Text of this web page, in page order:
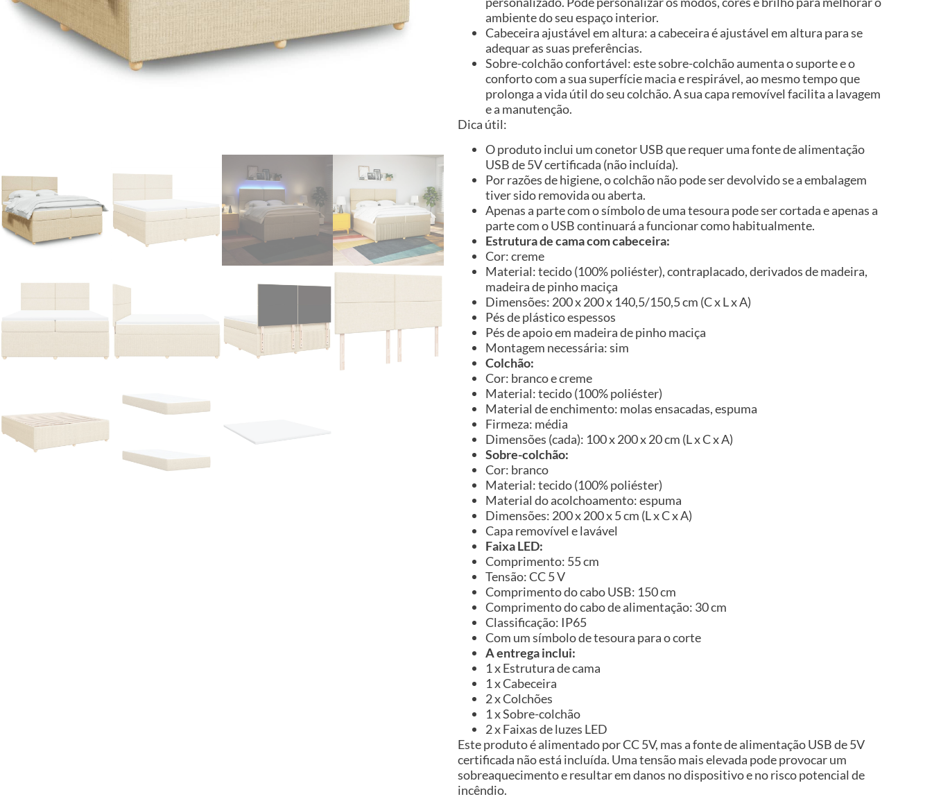
ambiente do seu espaço interior.
Cabeceira ajustável em altura: a cabeceira é ajustável em altura para se
adequar as suas preferências.
Sobre-colchão confortável: este sobre-colchão aumenta o suporte e o
conforto com a sua superfície macia e respirável, ao mesmo tempo que
prolonga a vida útil do seu colchão. A sua capa removível facilita a lavagem
e a manutenção.
Dica útil:
O produto inclui um conetor USB que requer uma fonte de alimentação
USB de 5V certificada (não incluída).
Por razões de higiene, o colchão não pode ser devolvido se a embalagem
tiver sido removida ou aberta.
Apenas a parte com o símbolo de uma tesoura pode ser cortada e apenas a
parte com o USB continuará a funcionar como habitualmente.
Estrutura de cama com cabeceira:
Cor: creme
Material: tecido (100% poliéster), contraplacado, derivados de madeira,
madeira de pinho maciça
Dimensões: 200 x 200 x 140,5/150,5 cm (C x L x A)
Pés de plástico espessos
Pés de apoio em madeira de pinho maciça
Montagem necessária: sim
Colchão:
Cor: branco e creme
Material: tecido (100% poliéster)
Material de enchimento: molas ensacadas, espuma
Firmeza: média
Dimensões (cada): 100 x 200 x 20 cm (L x C x A)
Sobre-colchão:
Cor: branco
Material: tecido (100% poliéster)
Material do acolchoamento: espuma
Dimensões: 200 x 200 x 5 cm (L x C x A)
Capa removível e lavável
Faixa LED:
Comprimento: 55 cm
Tensão: CC 5 V
Comprimento do cabo USB: 150 cm
Comprimento do cabo de alimentação: 30 cm
Classificação: IP65
Com um símbolo de tesoura para o corte
A entrega inclui:
1 x Estrutura de cama
1 x Cabeceira
2 x Colchões
1 x Sobre-colchão
2 x Faixas de luzes LED
Este produto é alimentado por CC 5V, mas a fonte de alimentação USB de 5V
certificada não está incluída. Uma tensão mais elevada pode provocar um
sobreaquecimento e resultar em danos no dispositivo e no risco potencial de
incêndio.